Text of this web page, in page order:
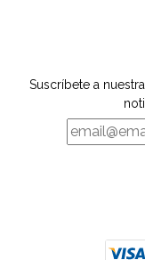
Suscríbete a